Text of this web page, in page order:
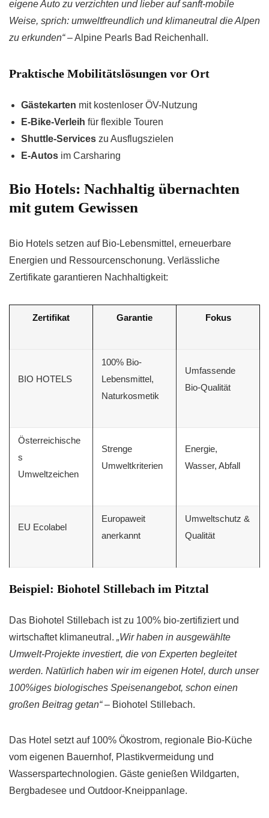
eigene Auto zu verzichten und lieber auf sanft-mobile
Weise, sprich: umweltfreundlich und klimaneutral die Alpen
zu erkunden“– Alpine Pearls Bad Reichenhall.
Praktische Mobilitätslösungen vor Ort
Gästekarten mit kostenloser ÖV-Nutzung
E-Bike-Verleih für flexible Touren
Shuttle-Services zu Ausflugszielen
E-Autos im Carsharing
Bio Hotels: Nachhaltig übernachten
mit gutem Gewissen
Bio Hotels setzen auf Bio-Lebensmittel, erneuerbare
Energien und Ressourcenschonung. Verlässliche
Zertifikate garantieren Nachhaltigkeit:
Zertifikat Garantie Fokus
BIO HOTELS
100% Bio-
Lebensmittel,
Naturkosmetik
Umfassende
Bio-Qualität
Österreichische
s
Umweltzeichen
Strenge
Umweltkriterien
Energie,
Wasser, Abfall
EU Ecolabel
Europaweit
anerkannt
Umweltschutz &
Qualität
Beispiel: Biohotel Stillebach im Pitztal
Das Biohotel Stillebach ist zu 100% bio-zertifiziert und
wirtschaftet klimaneutral. „Wir haben in ausgewählte
Umwelt-Projekte investiert, die von Experten begleitet
werden. Natürlich haben wir im eigenen Hotel, durch unser
100%iges biologisches Speisenangebot, schon einen
großen Beitrag getan“– Biohotel Stillebach.
Das Hotel setzt auf 100% Ökostrom, regionale Bio-Küche
vom eigenen Bauernhof, Plastikvermeidung und
Wasserspartechnologien. Gäste genießen Wildgarten,
Bergbadesee und Outdoor-Kneippanlage.